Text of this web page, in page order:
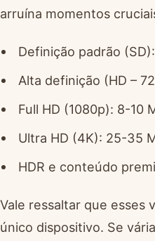
arruína momentos
Definição padrão
Alta definição (HD –
Full HD (1080p): 8-10
Ultra HD (4K): 25-35
HDR e conteúdo
Vale ressaltar que esses
único dispositivo. Se